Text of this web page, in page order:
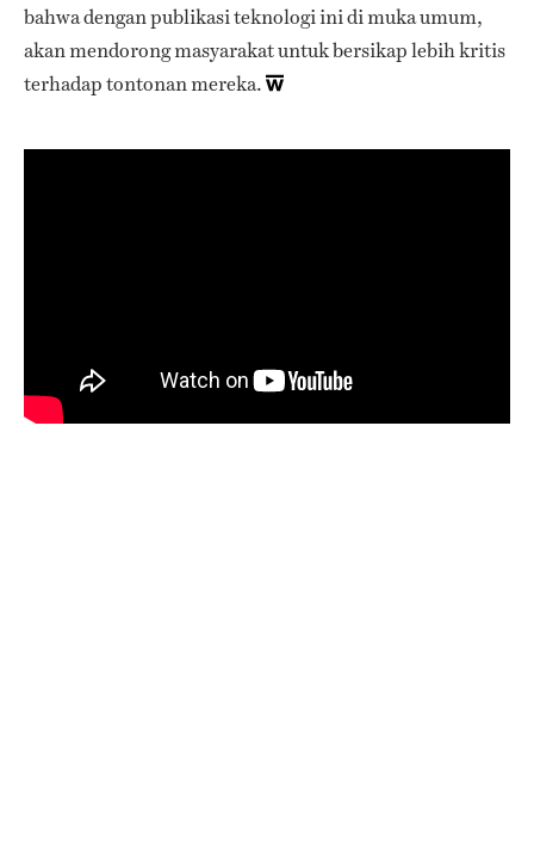
bahwa dengan publikasi teknologi ini di muka umum,
akan mendorong masyarakat untuk bersikap lebih kritis
terhadap tontonan mereka.